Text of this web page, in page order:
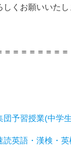
くお願いいたし
＝＝＝＝＝＝＝
予習授業(中学
英語・漢検・英